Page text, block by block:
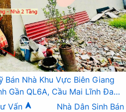
Nhà Khu Vực Biên Giang
Gần QL6A, Cầu Mai Lĩnh Đang
Vấn
Nhà Dân Sinh Bán